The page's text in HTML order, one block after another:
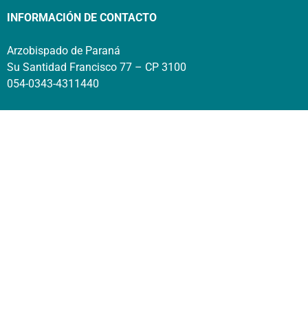
INFORMACIÓN DE CONTACTO
Arzobispado de Paraná
Su Santidad Francisco 77 – CP 3100
054-0343-4311440